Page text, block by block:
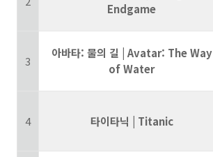
Endgame
3
아바타: 물의 길 | Avatar: The Way
of Water
4 타이타닉 | Titanic